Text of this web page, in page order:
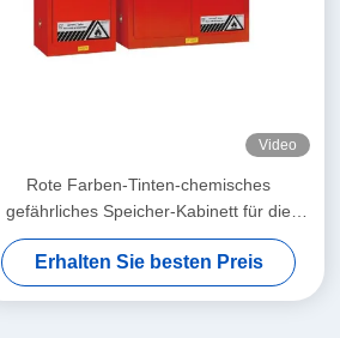
Video
Rote Farben-Tinten-chemisches
gefährliches Speicher-Kabinett für die
Speicherung der Farbe, Tinte
Erhalten Sie besten Preis